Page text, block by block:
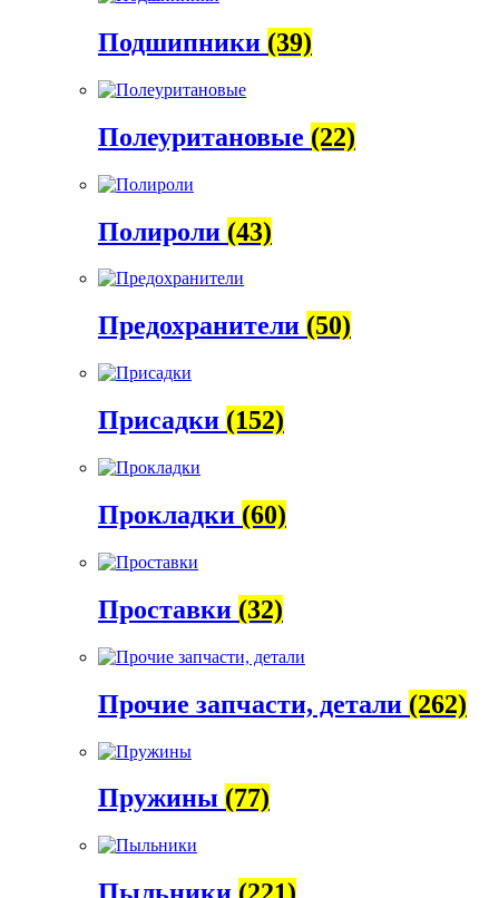
Подшипники (39)
Полеуритановые (22)
Полироли (43)
Предохранители (50)
Присадки (152)
Прокладки (60)
Проставки (32)
Прочие запчасти, детали (262)
Пружины (77)